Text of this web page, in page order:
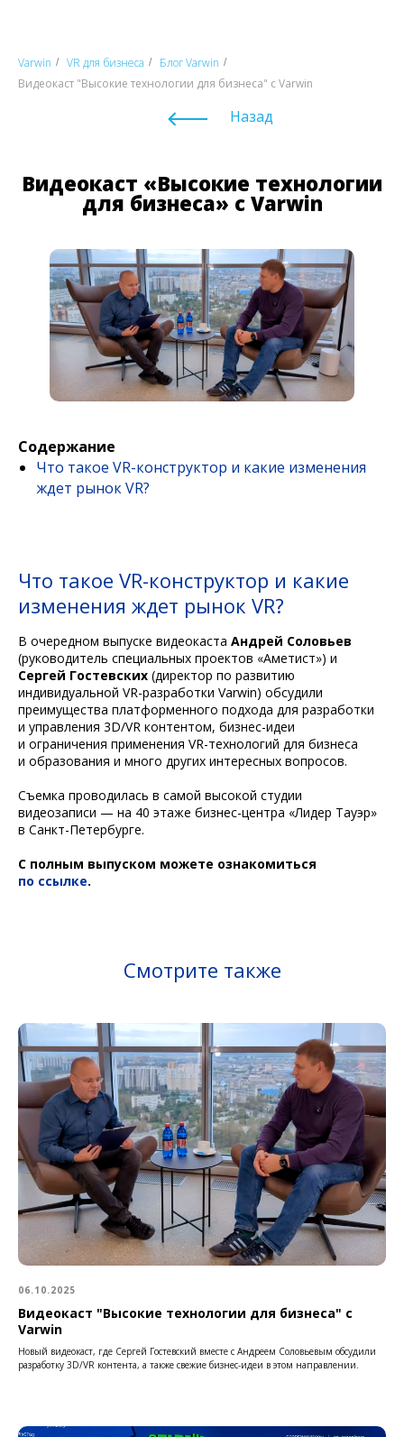
Varwin / VR для бизнеса / Блог Varwin /
Видеокаст "Высокие технологии для бизнеса" с Varwin
Назад
Видеокаст «Высокие технологии
для бизнеса» с Varwin
Содержание
Что такое VR-конструктор и какие изменения
ждет рынок VR?
Что такое VR-конструктор и какие
изменения ждет рынок VR?
В очередном выпуске видеокаста Андрей Соловьев
(руководитель специальных проектов «Аметист») и
Сергей Гостевских (директор по развитию
индивидуальной VR-разработки Varwin) обсудили
преимущества платформенного подхода для разработки
и управления 3D/VR контентом, бизнес-идеи
и ограничения применения VR-технологий для бизнеса
и образования и много других интересных вопросов.
Съемка проводилась в самой высокой студии
видеозаписи — на 40 этаже бизнес-центра «Лидер Тауэр»
в Санкт-Петербурге.
С полным выпуском можете ознакомиться
по ссылке.
Смотрите также
06.10.2025
Видеокаст "Высокие технологии для бизнеса" с
Varwin
Новый видеокаст, где Сергей Гостевский вместе с Андреем Соловьевым обсудили
разработку 3D/VR контента, а также свежие бизнес-идеи в этом направлении.